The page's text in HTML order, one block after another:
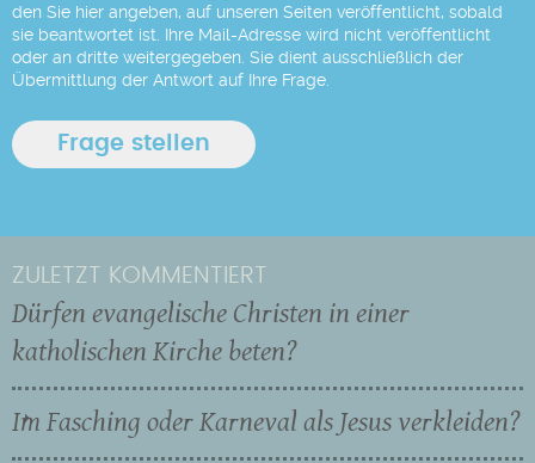
den Sie hier angeben, auf unseren Seiten veröffentlicht, sobald
sie beantwortet ist. Ihre Mail-Adresse wird nicht veröffentlicht
oder an dritte weitergegeben. Sie dient ausschließlich der
Übermittlung der Antwort auf Ihre Frage.
ZULETZT KOMMENTIERT
Dürfen evangelische Christen in einer
katholischen Kirche beten?
Im Fasching oder Karneval als Jesus verkleiden?